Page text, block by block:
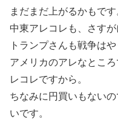
まだまだ上がるかもです
中東アレコレも、さすが
トランプさんも戦争は
アメリカのアレなとこ
レコレですから。
ちなみに円買いもない
いです。